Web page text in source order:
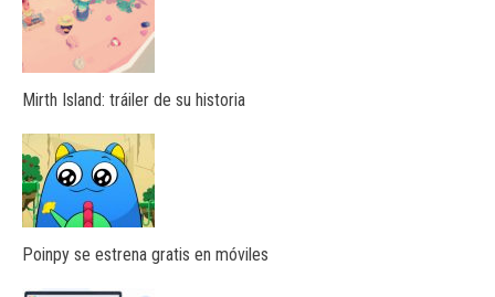
Mirth Island: tráiler de su historia
Poinpy se estrena gratis en móviles